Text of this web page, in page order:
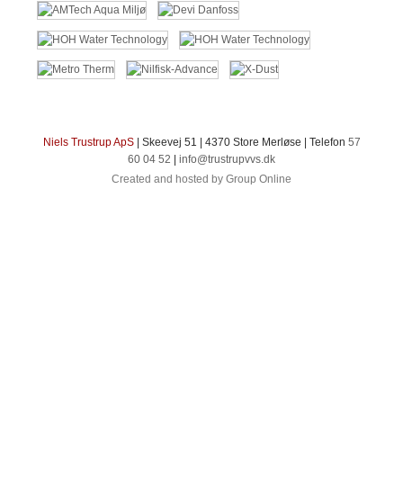
​Niels Trustrup ApS| Skeevej 51 | 4370 Store Merløse | Telefon 57
60 04 52
info@​trustrupvvs.dk​
Created and hosted by Group Online